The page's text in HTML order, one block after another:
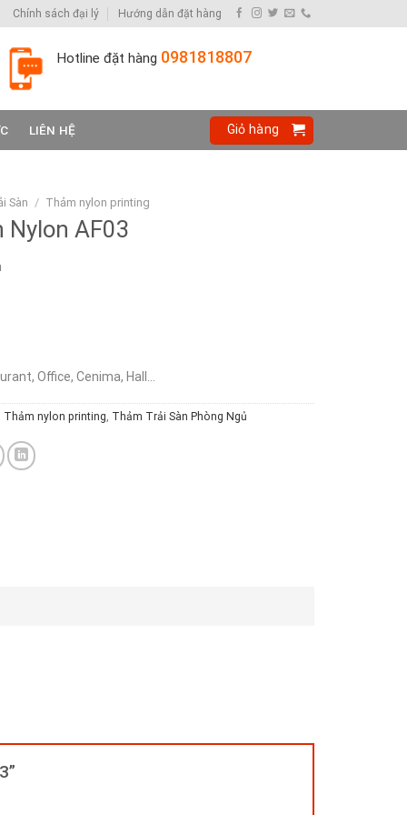
Chính sách đại lý Hướng dẫn đặt hàng
Hotline đặt hàng 0981818807
LIÊN HỆ Giỏ hàng
Sàn / Thảm nylon printing
Nylon AF03
Office, Cenima, Hall…
Thảm nylon printing, Thảm Trải Sàn Phòng Ngủ